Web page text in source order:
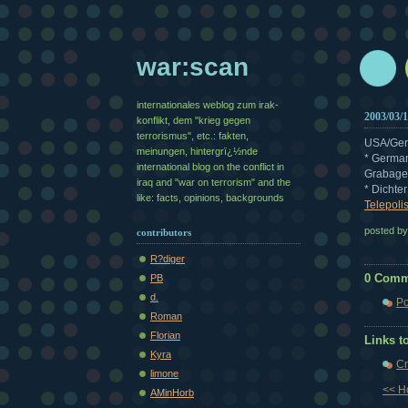
2003/03/
USA/
*
Grabage
*
posted
0
Links
<<
war:scan
internationales weblog zum irak-
konflikt, dem "krieg gegen
terrorismus", etc.: fakten,
meinungen, hintergrï¿½nde
international blog on the conflict in
iraq and "war on terrorism" and the
like: facts, opinions, backgrounds
contributors
R?diger
PB
d.
Roman
Florian
Kyra
limone
AMinHorb